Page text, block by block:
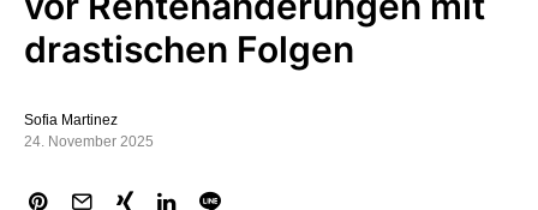
drastischen Folgen
Sofia Martinez
24. November 2025